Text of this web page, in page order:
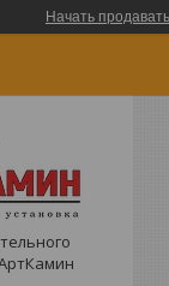
Начать